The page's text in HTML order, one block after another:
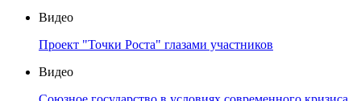
Видео
Проект "Точки Роста" глазами участников
Видео